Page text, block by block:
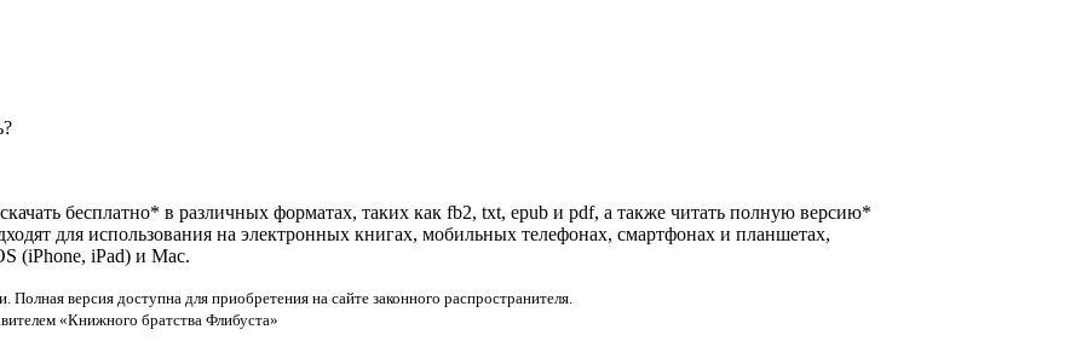
бесплатно* в различных форматах, таких как fb2, txt, epub и pdf, а также читать полную версию*
для использования на электронных книгах, мобильных телефонах, смартфонах и планшетах,
(iPhone, iPad) и Mac.
версия доступна для приобретения на сайте законного распространителя.
«Книжного братства Флибуста»